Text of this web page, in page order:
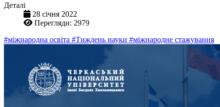
Деталі
28 січня 2022
Перегляди: 2979
#міжнародна освіта #Тиждень науки #міжнародне стажування